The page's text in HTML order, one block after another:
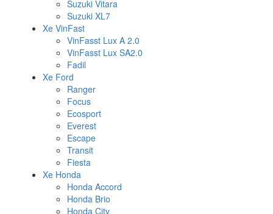
Suzuki Vitara
Suzuki XL7
Xe VinFast
VinFasst Lux A 2.0
VinFasst Lux SA2.0
Fadil
Xe Ford
Ranger
Focus
Ecosport
Everest
Escape
Transit
Fiesta
Xe Honda
Honda Accord
Honda Brio
Honda City